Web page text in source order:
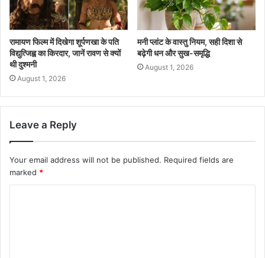
रामायण फिल्म में दिखेगा शूर्पणखा के पति
विद्युत्जिह्व का किरदार, जानें रावण से क्यों
थी दुश्मनी
August 1, 2026
मनी प्लांट के वास्तु नियम, सही दिशा से
बढ़ेगी धन और सुख-समृद्धि
August 1, 2026
Leave a Reply
Your email address will not be published. Required fields are
marked *